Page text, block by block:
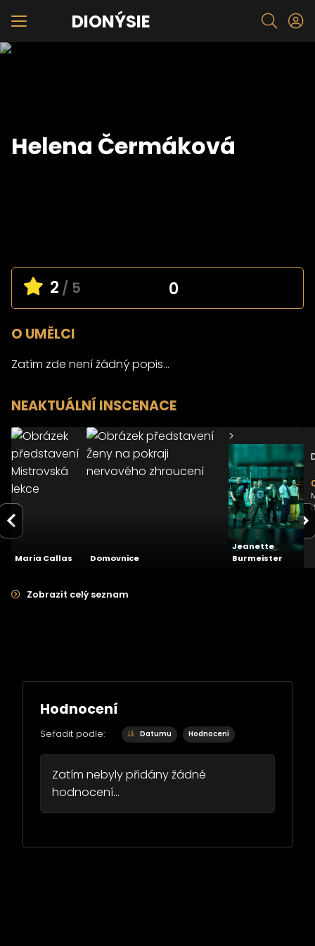
DIONÝSIE
Helena Čermáková
2 / 5 0
O UMĚLCI
Zatím zde není žádný popis...
NEAKTUÁLNÍ INSCENACE
Maria Callas
>
Mistrovská
lekce
Domovnice
>
pokraji
nervového
zhroucení
29.04.2023
Městské
divadlo Zlín
2.0
Jeanette
Burmeister
>
Zobrazit celý seznam
Hodnocení
Seřadit podle: Datumu Hodnocení
Zatím nebyly přidány žádné
hodnocení...